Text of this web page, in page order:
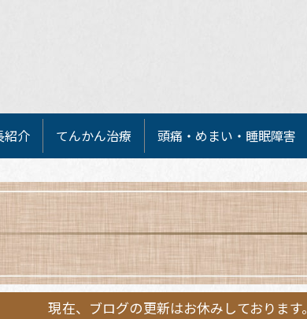
紹介 てんかん治療 頭痛・めまい・睡眠障害
現在、ブログの更新はお休みしております。